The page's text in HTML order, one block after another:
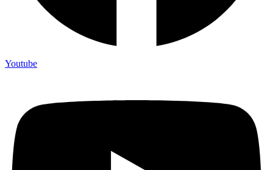
Youtube